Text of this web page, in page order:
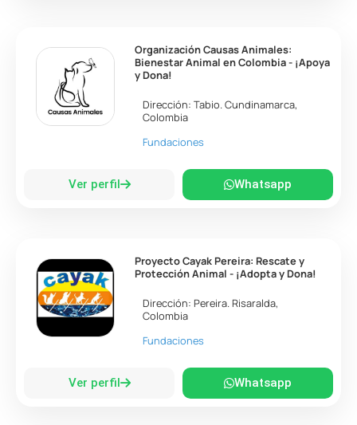
Organización Causas Animales:
Bienestar Animal en Colombia - ¡Apoya
y Dona!
Dirección:Tabio.Cundinamarca,
Colombia
Fundaciones
Ver perfil Whatsapp
Proyecto Cayak Pereira: Rescate y
Protección Animal - ¡Adopta y Dona!
Dirección: Pereira. Risaralda,
Colombia
Fundaciones
Ver perfil Whatsapp